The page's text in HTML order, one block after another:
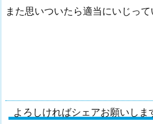
また思いついたら適当にいじって
よろしければシェアお願いしま